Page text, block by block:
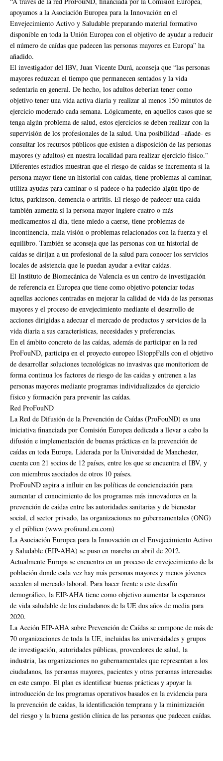
apoyamos a la Asociación Europea para la Innovación en el
Envejecimiento Activo y Saludable preparando material formativo
disponible en toda la Unión Europea con el objetivo de ayudar a reducir
el número de caídas que padecen las personas mayores en Europa” ha
añadido.
El investigador del IBV, Juan Vicente Durá, aconseja que “las personas
mayores reduzcan el tiempo que permanecen sentados y la vida
sedentaria en general. De hecho, los adultos deberían tener como
objetivo tener una vida activa diaria y realizar al menos 150 minutos de
ejercicio moderado cada semana. Lógicamente, en aquellos casos que se
tenga algún problema de salud, estos ejercicios se deben realizar con la
supervisión de los profesionales de la salud. Una posibilidad –añade- es
consultar los recursos públicos que existen a disposición de las personas
mayores (y adultos) en nuestra localidad para realizar ejercicio físico.”
Diferentes estudios muestran que el riesgo de caídas se incrementa si la
persona mayor tiene un historial con caídas, tiene problemas al caminar,
utiliza ayudas para caminar o si padece o ha padecido algún tipo de
ictus, parkinson, demencia o artritis. El riesgo de padecer una caída
también aumenta si la persona mayor ingiere cuatro o más
medicamentos al día, tiene miedo a caerse, tiene problemas de
incontinencia, mala visión o problemas relacionados con la fuerza y el
equilibro. También se aconseja que las personas con un historial de
caídas se dirijan a un profesional de la salud para conocer los servicios
locales de asistencia que le puedan ayudar a evitar caídas.
El Instituto de Biomecánica de Valencia es un centro de investigación
de referencia en Europea que tiene como objetivo potenciar todas
aquellas acciones centradas en mejorar la calidad de vida de las personas
mayores y el proceso de envejecimiento mediante el desarrollo de
acciones dirigidas a adecuar el mercado de productos y servicios de la
vida diaria a sus características, necesidades y preferencias.
En el ámbito concreto de las caídas, además de participar en la red
ProFouND, participa en el proyecto europeo IStoppFalls con el objetivo
de desarrollar soluciones tecnológicas no invasivas que monitoricen de
forma continua los factores de riesgo de las caídas y entrenen a las
personas mayores mediante programas individualizados de ejercicio
físico y formación para prevenir las caídas.
Red ProFouND
La Red de Difusión de la Prevención de Caídas (ProFouND) es una
iniciativa financiada por Comisión Europea dedicada a llevar a cabo la
difusión e implementación de buenas prácticas en la prevención de
caídas en toda Europa. Liderada por la Universidad de Manchester,
cuenta con 21 socios de 12 países, entre los que se encuentra el IBV, y
con miembros asociados de otros 10 países.
ProFouND aspira a influir en las políticas de concienciación para
aumentar el conocimiento de los programas más innovadores en la
prevención de caídas entre las autoridades sanitarias y de bienestar
social, el sector privado, las organizaciones no gubernamentales (ONG)
y el público (www.profound.eu.com)
La Asociación Europea para la Innovación en el Envejecimiento Activo
y Saludable (EIP-AHA) se puso en marcha en abril de 2012.
Actualmente Europa se encuentra en un proceso de envejecimiento de la
población donde cada vez hay más personas mayores y menos jóvenes
acceden al mercado laboral. Para hacer frente a este desafío
demográfico, la EIP-AHA tiene como objetivo aumentar la esperanza
de vida saludable de los ciudadanos de la UE dos años de media para
2020.
La Acción EIP-AHA sobre Prevención de Caídas se compone de más de
70 organizaciones de toda la UE, incluidas las universidades y grupos
de investigación, autoridades públicas, proveedores de salud, la
industria, las organizaciones no gubernamentales que representan a los
ciudadanos, las personas mayores, pacientes y otras personas interesadas
en este campo. El plan es identificar buenas prácticas y apoyar la
introducción de los programas operativos basados en la evidencia para
la prevención de caídas, la identificación temprana y la minimización
del riesgo y la buena gestión clínica de las personas que padecen caídas.